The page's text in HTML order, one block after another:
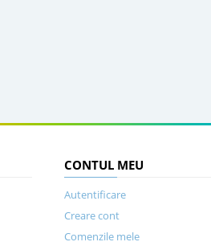
CONTUL MEU
Autentificare
Creare cont
Comenzile mele